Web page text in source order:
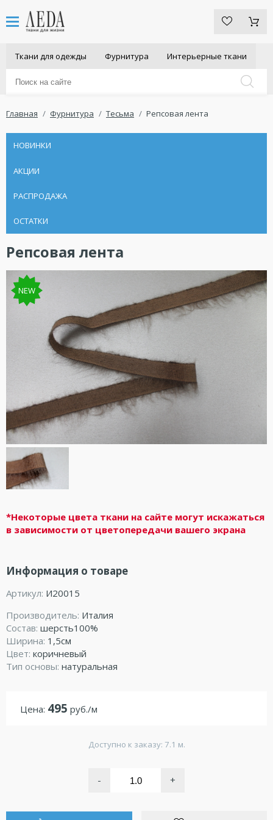
Ткани для одежды Фурнитура Интерьерные ткани
Главная Фурнитура Тесьма Репсовая лента
НОВИНКИ
АКЦИИ
РАСПРОДАЖА
ОСТАТКИ
Репсовая лента
NEW
*Некоторые цвета ткани на сайте могут искажаться
в зависимости от цветопередачи вашего экрана
Информация о товаре
Артикул: И20015
Производитель: Италия
Состав: шерсть100%
Ширина: 1,5см
Цвет: коричневый
Тип основы: натуральная
Цена: 495 руб./м
Доступно к заказу: 7.1 м.
- +